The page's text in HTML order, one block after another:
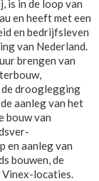
is in de loop van
en heeft met een
en bedrijfsleven
van Nederland.
brengen van
drooglegging
aanleg van het
bouw van
en aanleg van
bouwen, de
Vinex-locaties.